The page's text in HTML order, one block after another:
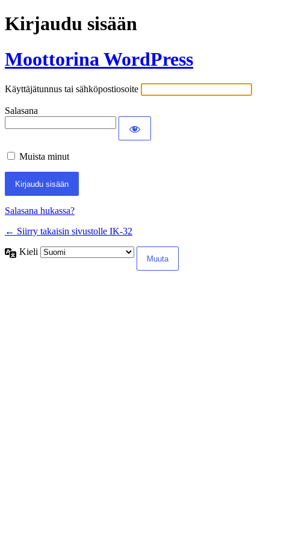
Kirjaudu sisään
Moottorina WordPress
Käyttäjätunnus tai sähköpostiosoite
Salasana
Muista minut
Salasana hukassa?
← Siirry takaisin sivustolle IK-32
Kieli